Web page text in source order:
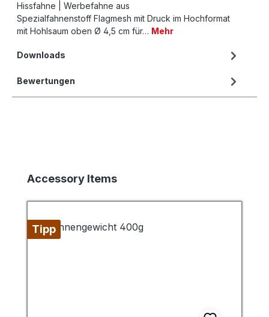
Hissfahne | Werbefahne aus
Spezialfahnenstoff Flagmesh mit Druck im Hochformat
mit Hohlsaum oben Ø 4,5 cm für… Mehr
Downloads
Bewertungen
Produktgalerie überspringen
Accessory Items
Tipp